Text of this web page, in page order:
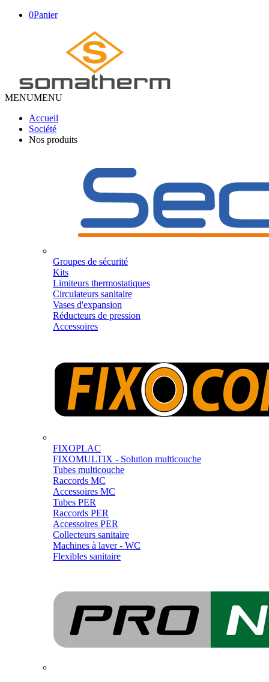
0Panier
MENUMENU
Accueil
Société
Nos produits
Groupes de sécurité
Kits
Limiteurs thermostatiques
Circulateurs sanitaire
Vases d'expansion
Réducteurs de pression
Accessoires
FIXOPLAC
FIXOMULTIX - Solution multicouche
Tubes multicouche
Raccords MC
Accessoires MC
Tubes PER
Raccords PER
Accessoires PER
Collecteurs sanitaire
Machines à laver - WC
Flexibles sanitaire